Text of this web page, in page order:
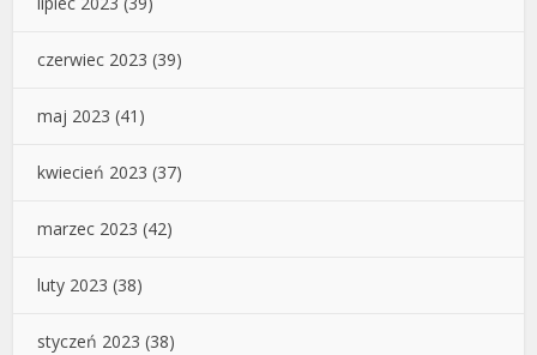
czerwiec 2023 (39)
maj 2023 (41)
kwiecień 2023 (37)
marzec 2023 (42)
luty 2023 (38)
styczeń 2023 (38)